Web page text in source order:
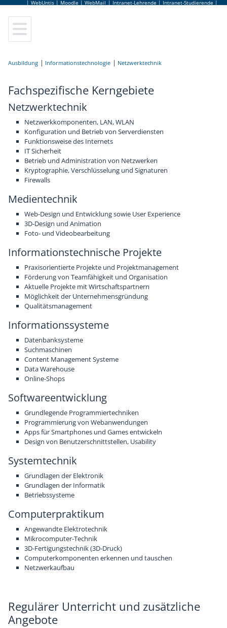
| WebUntis | Moodle | WebMail | Intranet-Lehrende | Intranet-Studierende |
Ausbildung Informationstechnologie Netzwerktechnik
Fachspezifische Kerngebiete
Netzwerktechnik
Netzwerkkomponenten, LAN, WLAN
Konfiguration und Betrieb von Serverdiensten
Funktionsweise des Internets
IT Sicherheit
Betrieb und Administration von Netzwerken
Kryptographie, Verschlüsselung und Signaturen
Firewalls
Medientechnik
Web-Design und Entwicklung sowie User Experience
3D-Design und Animation
Foto- und Videobearbeitung
Informationstechnische Projekte
Praxisorientierte Projekte und Projektmanagement
Förderung von Teamfähigkeit und Organisation
Aktuelle Projekte mit Wirtschaftspartnern
Möglichkeit der Unternehmensgründung
Qualitätsmanagement
Informationssysteme
Datenbanksysteme
Suchmaschinen
Content Management Systeme
Data Warehouse
Online-Shops
Softwareentwicklung
Grundlegende Programmiertechniken
Programmierung von Webanwendungen
Apps für Smartphones und Games entwickeln
Design von Benutzerschnittstellen, Usability
Systemtechnik
Grundlagen der Elektronik
Grundlagen der Informatik
Betriebssysteme
Computerpraktikum
Angewandte Elektrotechnik
Mikrocomputer-Technik
3D-Fertigungstechnik (3D-Druck)
Computerkomponenten erkennen und tauschen
Netzwerkaufbau
Regulärer Unterricht und zusätzliche
Angebote
Elektronik und Technische Informatik
Informationstechnologie
Abendschule
Fachpraxis
Elternverein
Schulgemeinschaftsausschuss
Leitbild
Hausordnung
Virtuelle Schulführung
Frauen Technik Zukunft
Elektronikmuseum
Lehrerinnen und Lehrer
Bildungsberatung
Schulpsychologie
Schulärztin
Kuratorium
Schulbesuchsbestätigung
Terminkalender
Schulbuffet
Schulmerchandise